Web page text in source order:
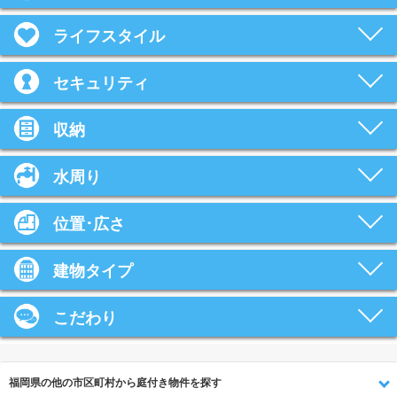
ライフスタイル
セキュリティ
収納
水周り
位置･広さ
建物タイプ
こだわり
福岡県の他の市区町村から庭付き物件を探す